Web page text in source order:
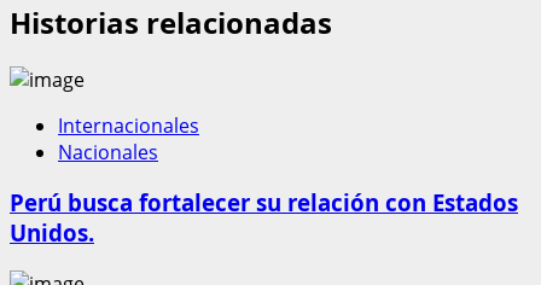
Historias relacionadas
Internacionales
Nacionales
Perú busca fortalecer su relación con Estados
Unidos.